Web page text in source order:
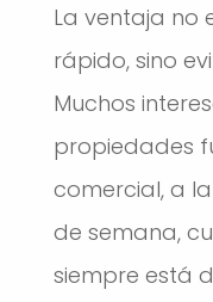
La ventaja no
rápido, sino
Muchos
propiedades
comercial, a
de semana,
siempre está